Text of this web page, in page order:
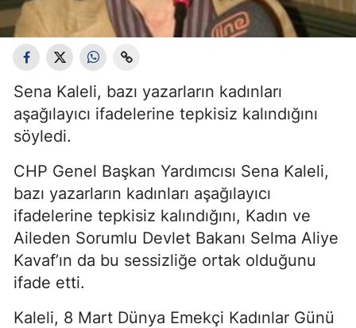
Sena Kaleli, bazı yazarların kadınları
aşağılayıcı ifadelerine tepkisiz kalındığını
söyledi.
CHP Genel Başkan Yardımcısı Sena Kaleli,
bazı yazarların kadınları aşağılayıcı
ifadelerine tepkisiz kalındığını, Kadın ve
Aileden Sorumlu Devlet Bakanı Selma Aliye
Kavaf’ın da bu sessizliğe ortak olduğunu
ifade etti.
Kaleli, 8 Mart Dünya Emekçi Kadınlar Günü